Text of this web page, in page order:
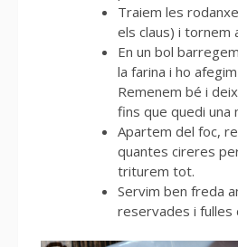
Traiem les
els claus) i tornem
En un bol
la farina i ho
Remenem bé i
fins que quedi una
Apartem del foc,
quantes cireres
triturem tot.
Servim ben freda
reservades i fulles